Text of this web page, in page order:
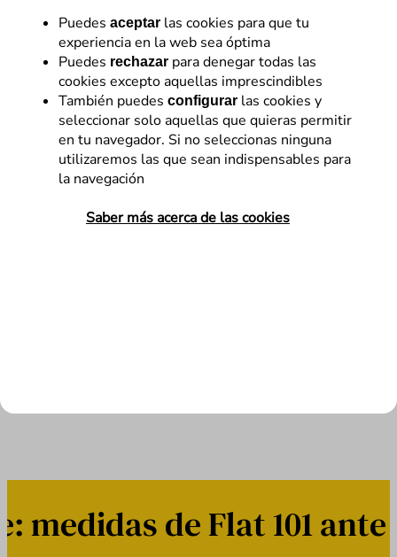
Puedes aceptar las cookies para que tu
experiencia en la web sea óptima
Puedes rechazar para denegar todas las
cookies excepto aquellas imprescindibles
También puedes configurar las cookies y
seleccionar solo aquellas que quieras permitir
en tu navegador. Si no seleccionas ninguna
utilizaremos las que sean indispensables para
la navegación
Saber más acerca de las cookies
Somos Flat
El éxito del modelo de
negocio colaborativo, le
pese a quién le pese
Modelo de negocio colaborativo Son
de Flat 101